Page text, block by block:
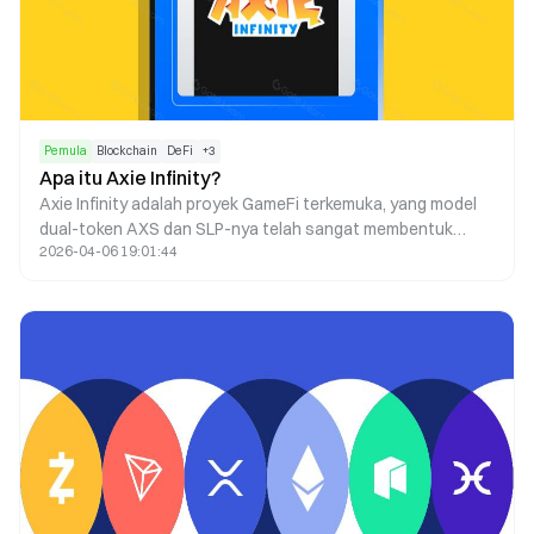
Pemula Blockchain DeFi +3
Apa itu Axie Infinity?
Axie Infinity adalah proyek GameFi terkemuka, yang model
dual-token AXS dan SLP-nya telah sangat membentuk
proyek-proyek kemudian. Karena meningkatnya P2E,
2026-04-06 19:01:44